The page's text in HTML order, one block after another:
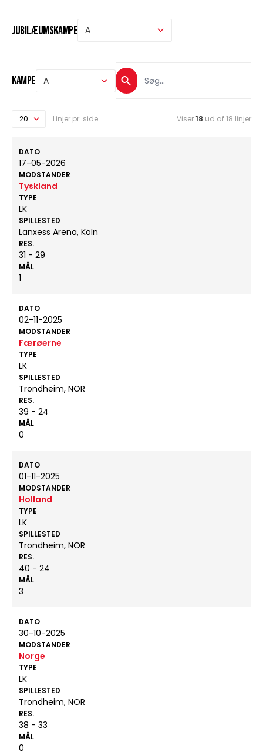
Jubilæumskampe
Kampe
Linjer pr. side Viser18 ud af 18 linjer
DATO
17-05-2026
MODSTANDER
Tyskland
TYPE
LK
SPILLESTED
Lanxess Arena, Köln
RES.
31 - 29
MÅL
1
DATO
02-11-2025
MODSTANDER
Færøerne
TYPE
LK
SPILLESTED
Trondheim, NOR
RES.
39 - 24
MÅL
0
DATO
01-11-2025
MODSTANDER
Holland
TYPE
LK
SPILLESTED
Trondheim, NOR
RES.
40 - 24
MÅL
3
DATO
30-10-2025
MODSTANDER
Norge
TYPE
LK
SPILLESTED
Trondheim, NOR
RES.
38 - 33
MÅL
0